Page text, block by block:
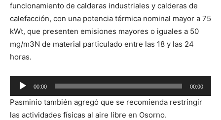
funcionamiento de calderas industriales y calderas de
calefacción, con una potencia térmica nominal mayor a 75
kWt, que presenten emisiones mayores o iguales a 50
mg/m3N de material particulado entre las 18 y las 24
horas.
Reproductor
de
audio
00:00 00:00
Pasminio también agregó que se recomienda restringir
las actividades físicas al aire libre en Osorno.